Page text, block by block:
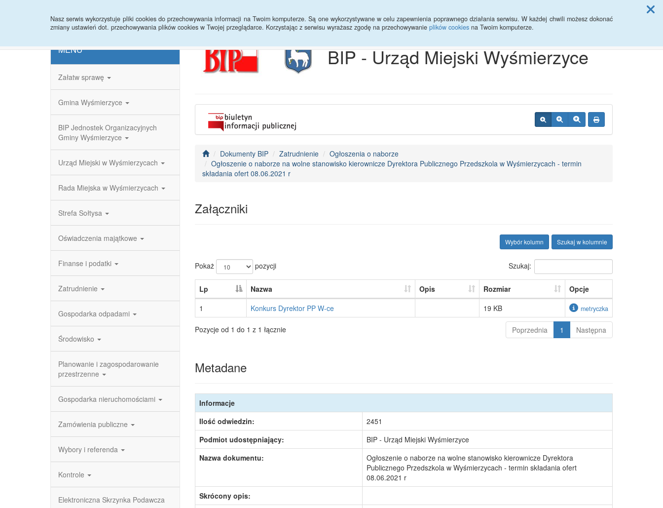
Nasz serwis wykorzystuje pliki cookies do przechowywania informacji na Twoim komputerze. Są one wykorzystywane w celu zapewnienia poprawnego działania serwisu. W każdej chwili możesz dokonać
zmiany ustawień dot. przechowywania plików cookies w Twojej przeglądarce. Korzystając z serwisu wyrażasz zgodę na przechowywanie plików cookies na Twoim komputerze.
Przycisk wyszukaj duży
MENU
Załatw sprawę
Gmina Wyśmierzyce
BIP Jednostek Organizacyjnych
Gminy Wyśmierzyce
Urząd Miejski w Wyśmierzycach
Rada Miejska w Wyśmierzycach
Strefa Sołtysa
Oświadczenia majątkowe
Finanse i podatki
Zatrudnienie
Gospodarka odpadami
Środowisko
Planowanie i zagospodarowanie
przestrzenne
Gospodarka nieruchomościami
Zamówienia publiczne
Wybory i referenda
Kontrole
Elektroniczna Skrzynka Podawcza
BIP - Urząd Miejski Wyśmierzyce
Dokumenty BIP Zatrudnienie
Ogłoszenia o naborze
Ogłoszenie o naborze na wolne stanowisko kierownicze Dyrektora Publicznego Przedszkola w Wyśmierzycach - termin
składania ofert 08.06.2021 r
Załączniki
Szukaj w kolumnie
Wybór kolumn
Pokaż pozycji Szukaj:
Lp Nazwa Opis Rozmiar
Opcje
1
Konkurs Dyrektor PP W-ce 19 KB metryczka
Pozycje od 1 do 1 z 1 łącznie Poprzednia 1 Następna
Metadane
Informacje
Ilość odwiedzin:
2451
Podmiot udostępniający:
BIP - Urząd Miejski Wyśmierzyce
Nazwa dokumentu:
Ogłoszenie o naborze na wolne stanowisko kierownicze Dyrektora
Publicznego Przedszkola w Wyśmierzycach - termin składania ofert
08.06.2021 r
Skrócony opis: